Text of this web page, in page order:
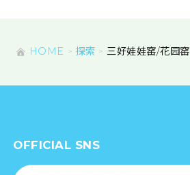
HOME 探索 三好娃娃窑/花园窑
OFFICIAL SNS